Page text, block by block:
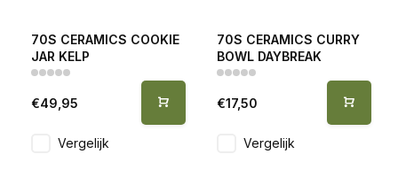
70S CERAMICS COOKIE
JAR KELP
€49,95
Vergelijk
70S CERAMICS CURRY
BOWL DAYBREAK
€17,50
Vergelijk